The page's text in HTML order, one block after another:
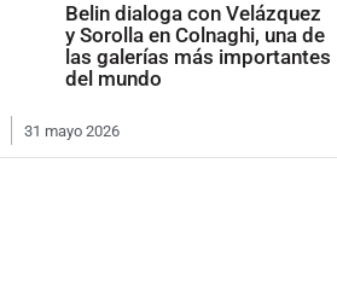
Belin dialoga con Velázquez
y Sorolla en Colnaghi, una de
las galerías más importantes
del mundo
31 mayo 2026